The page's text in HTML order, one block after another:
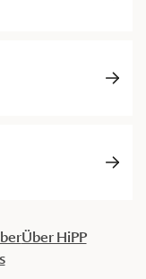
Über HiPP